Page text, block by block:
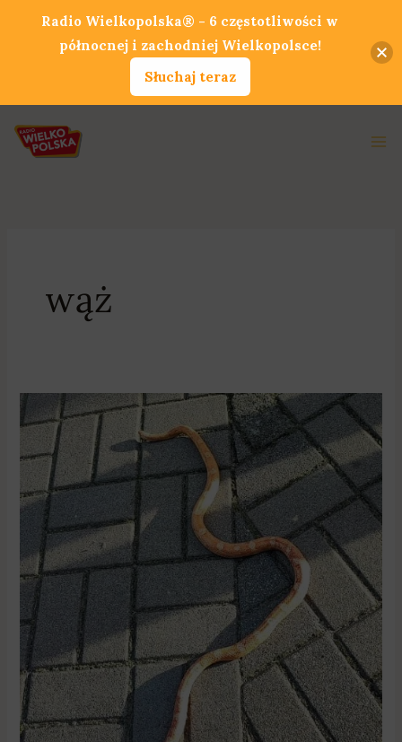
wąż
Właściciel
węża
poszukiwany!
Radio Wielkopolska® - 6 częstotliwości w
północnej i zachodniej Wielkopolsce!
Słuchaj teraz